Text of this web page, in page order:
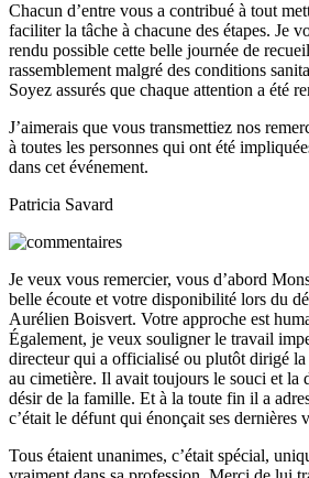
Chacun d’entre vous a contribué à tout
faciliter la tâche à chacune des étapes. Je
rendu possible cette belle journée de
rassemblement malgré des conditions
Soyez assurés que chaque attention a été
J’aimerais que vous transmettiez nos
à toutes les personnes qui ont été
dans cet événement.
Patricia Savard
Je veux vous remercier, vous d’abord
belle écoute et votre disponibilité lors du
Aurélien Boisvert. Votre approche est
Également, je veux souligner le travail
directeur qui a officialisé ou plutôt dirigé la
au cimetière. Il avait toujours le souci et la
désir de la famille. Et à la toute fin il a
c’était le défunt qui énonçait ses dernières
Tous étaient unanimes, c’était spécial,